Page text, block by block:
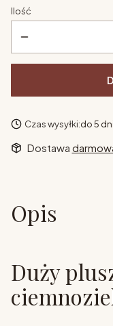
Ilość
Czas wysyłki:do 5 dni
Dostawa
Opis
Duży